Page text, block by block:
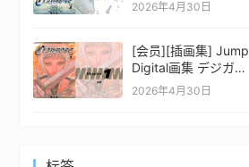
2026年4月30日
[会员][插画集] Jump
Digital画集 デジガ
CLAYMORE 1
2026年4月30日